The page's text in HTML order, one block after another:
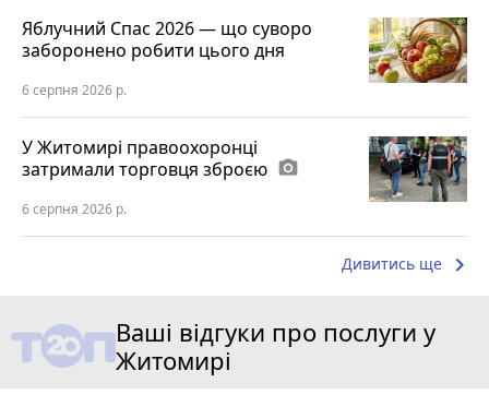
Яблучний Спас 2026 — що суворо
заборонено робити цього дня
6 серпня 2026 р.
У Житомирі правоохоронці
затримали торговця зброєю photo_camera
6 серпня 2026 р.
Дивитись ще keyboard_arrow_right
Ваші відгуки про послуги у
Житомирі